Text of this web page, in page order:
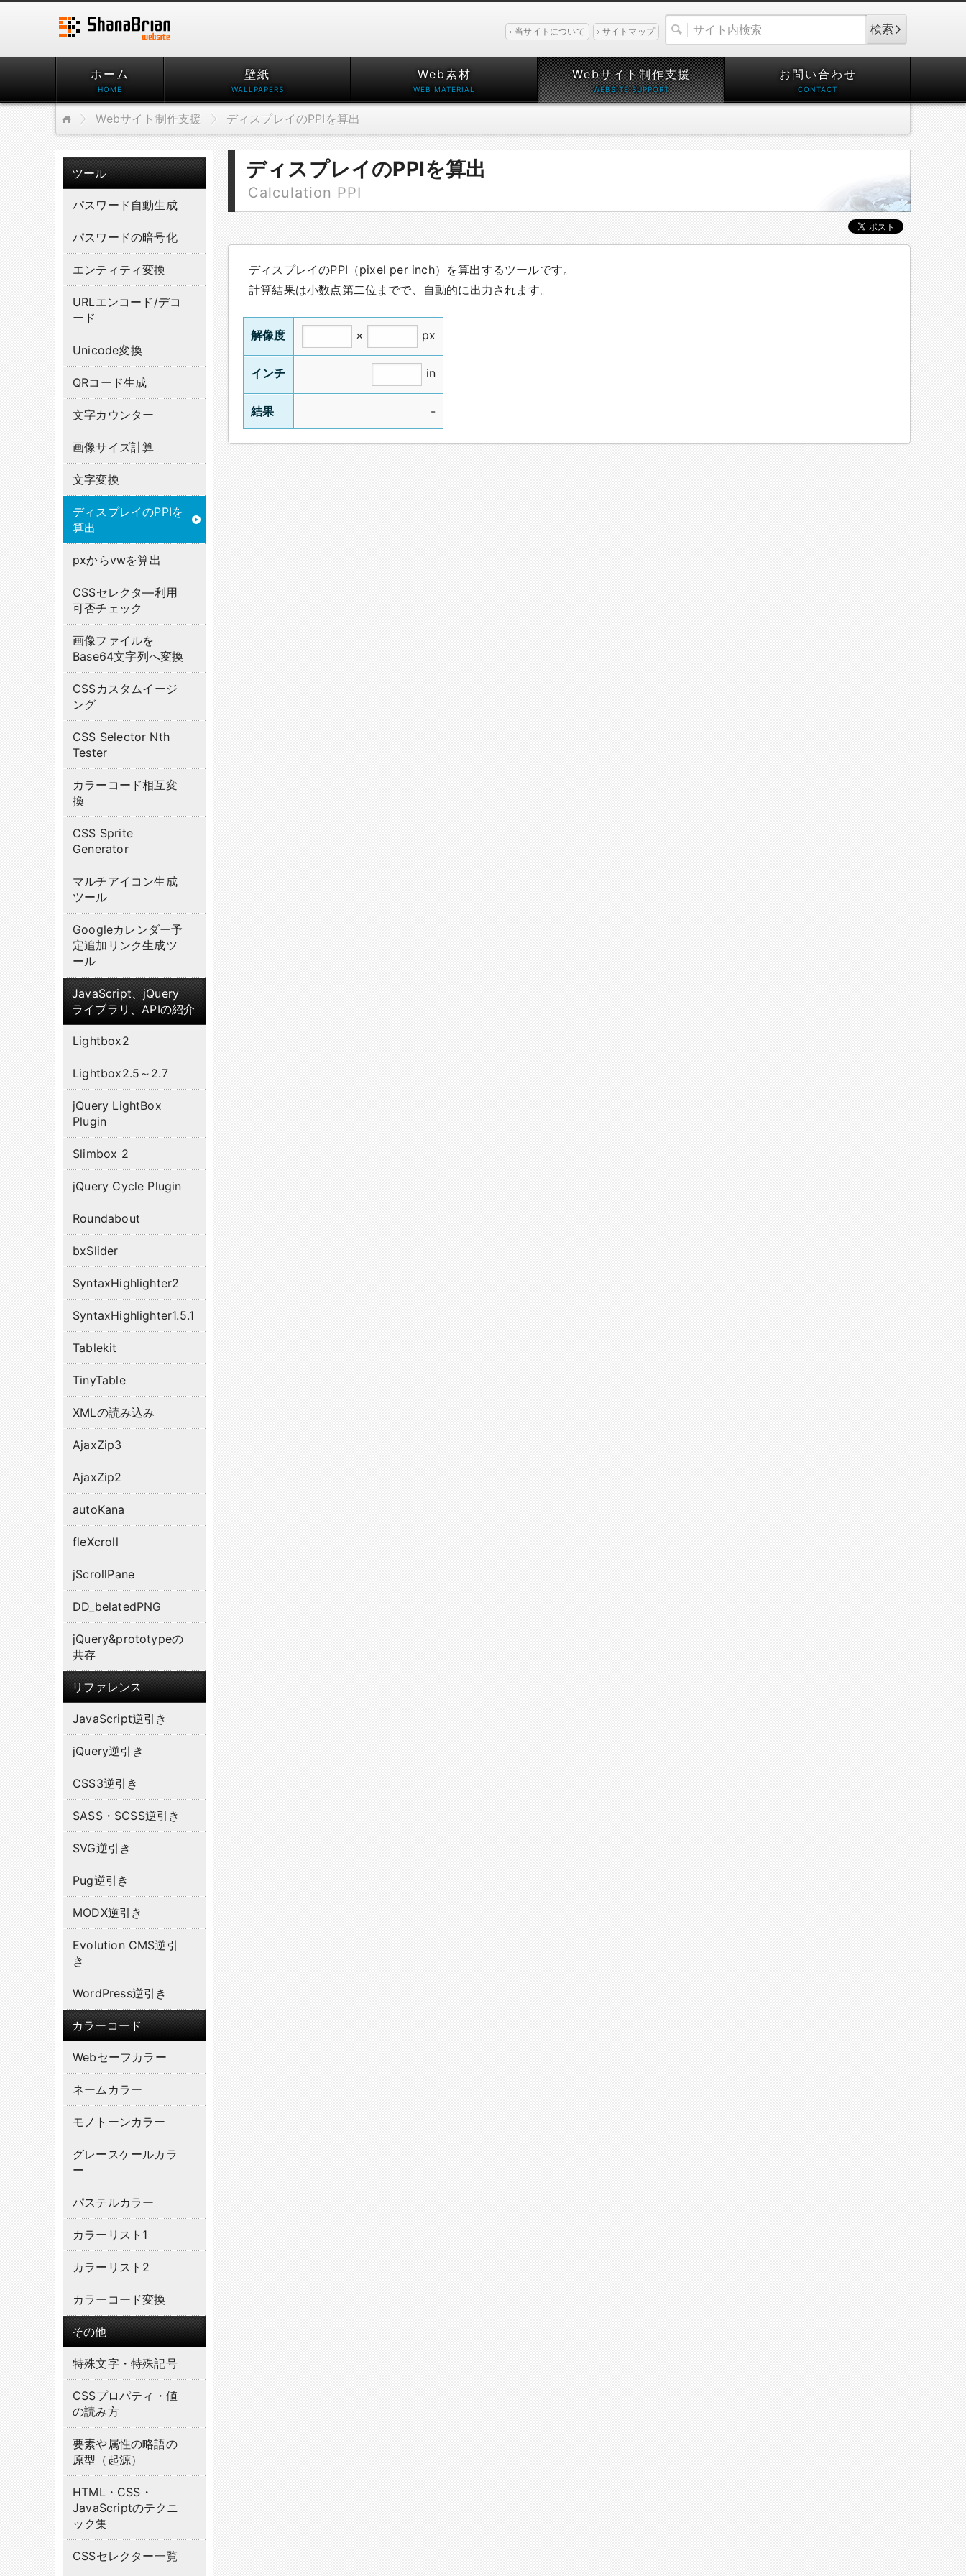
当サイトについて サイトマップ 検索
ホーム 壁紙 Web素材 Webサイト制作支援 お問い合わせ
Webサイト制作支援 ディスプレイのPPIを算出
ディスプレイのPPIを算出
Calculation PPI
ディスプレイのPPI（pixel per inch）を算出するツールです。
計算結果は小数点第二位までで、自動的に出力されます。
解像度 × px
インチ in
結果 -
ツール
パスワード自動生成
パスワードの暗号化
エンティティ変換
URLエンコード/デコ
ード
Unicode変換
QRコード生成
文字カウンター
画像サイズ計算
文字変換
ディスプレイのPPIを
算出
pxからvwを算出
CSSセレクタ―利用
可否チェック
画像ファイルを
Base64文字列へ変換
CSSカスタムイージ
ング
CSS Selector Nth
Tester
カラーコード相互変
換
CSS Sprite
Generator
マルチアイコン生成
ツール
Googleカレンダー予
定追加リンク生成ツ
ール
JavaScript、jQuery
ライブラリ、APIの紹介
Lightbox2
Lightbox2.5～2.7
jQuery LightBox
Plugin
Slimbox 2
jQuery Cycle Plugin
Roundabout
bxSlider
SyntaxHighlighter2
SyntaxHighlighter1.5.1
Tablekit
TinyTable
XMLの読み込み
AjaxZip3
AjaxZip2
autoKana
fleXcroll
jScrollPane
DD_belatedPNG
jQuery&prototypeの
共存
リファレンス
JavaScript逆引き
jQuery逆引き
CSS3逆引き
SASS・SCSS逆引き
SVG逆引き
Pug逆引き
MODX逆引き
Evolution CMS逆引
き
WordPress逆引き
カラーコード
Webセーフカラー
ネームカラー
モノトーンカラー
グレースケールカラ
ー
パステルカラー
カラーリスト1
カラーリスト2
カラーコード変換
その他
特殊文字・特殊記号
CSSプロパティ・値
の読み方
要素や属性の略語の
原型（起源）
HTML・CSS・
JavaScriptのテクニ
ック集
CSSセレクター一覧